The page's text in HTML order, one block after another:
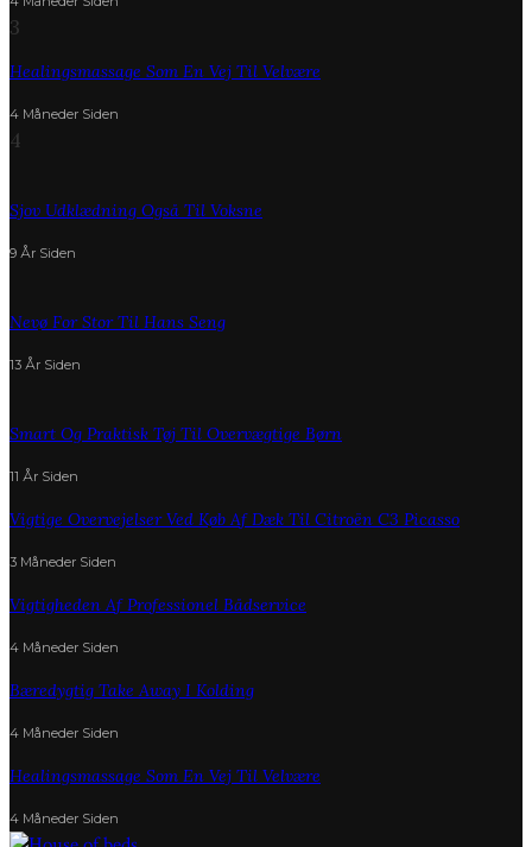
3
Healingsmassage Som En Vej Til Velvære
4 Måneder Siden
4
Sjov Udklædning Også Til Voksne
9 År Siden
Nevø For Stor Til Hans Seng
13 År Siden
Smart Og Praktisk Tøj Til Overvægtige Børn
11 År Siden
Vigtige Overvejelser Ved Køb Af Dæk Til Citroën C3 Picasso
3 Måneder Siden
Vigtigheden Af Professionel Bådservice
4 Måneder Siden
Bæredygtig Take Away I Kolding
4 Måneder Siden
Healingsmassage Som En Vej Til Velvære
4 Måneder Siden